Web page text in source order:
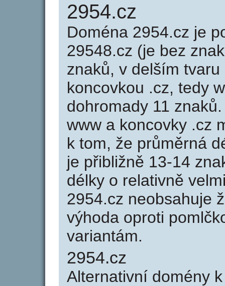
2954.cz
Doména 2954.cz je
29548.cz (je bez
znaků, v delším
koncovkou .cz, tedy
dohromady 11
www a koncovky .cz
k tom, že průměrná
je přibližně 13-14
délky o relativně
2954.cz neobsahuje
výhoda oproti
variantám.
2954.cz
Alternativní domény